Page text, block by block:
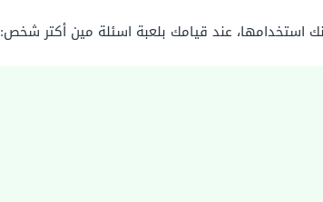
استخدامها، عند قيامك بلعبة اسئلة مين أكتر شخص: